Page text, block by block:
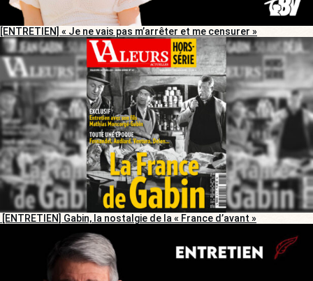
[ENTRETIEN] « Je ne vais pas m’arrêter et me censurer »
[ENTRETIEN] Gabin, la nostalgie de la « France d’avant »